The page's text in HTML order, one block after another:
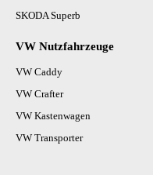
SKODA Superb
VW Nutzfahrzeuge
VW Caddy
VW Crafter
VW Kastenwagen
VW Transporter